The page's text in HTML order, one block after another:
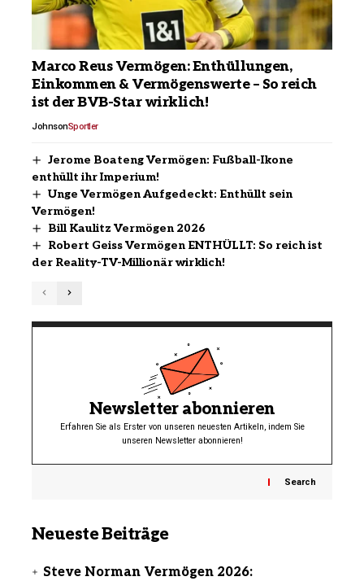
Marco Reus Vermögen: Enthüllungen,
Einkommen & Vermögenswerte – So reich
ist der BVB-Star wirklich!
JohnsonSportler
Jerome Boateng Vermögen: Fußball-Ikone
enthüllt ihr Imperium!
Unge Vermögen Aufgedeckt: Enthüllt sein
Vermögen!
Bill Kaulitz Vermögen 2026
Robert Geiss Vermögen ENTHÜLLT: So reich ist
der Reality-TV-Millionär wirklich!
Newsletter abonnieren
Erfahren Sie als Erster von unseren neuesten Artikeln, indem Sie
unseren Newsletter abonnieren!
Search
Neueste Beiträge
Steve Norman Vermögen 2026: